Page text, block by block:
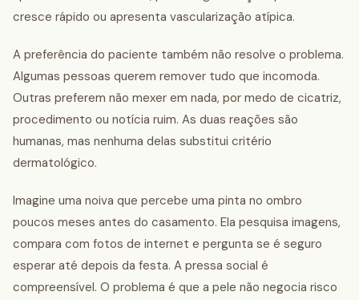
cresce rápido ou apresenta vascularização atípica.
A preferência do paciente também não resolve o problema.
Algumas pessoas querem remover tudo que incomoda.
Outras preferem não mexer em nada, por medo de cicatriz,
procedimento ou notícia ruim. As duas reações são
humanas, mas nenhuma delas substitui critério
dermatológico.
Imagine uma noiva que percebe uma pinta no ombro
poucos meses antes do casamento. Ela pesquisa imagens,
compara com fotos de internet e pergunta se é seguro
esperar até depois da festa. A pressa social é
compreensível. O problema é que a pele não negocia risco